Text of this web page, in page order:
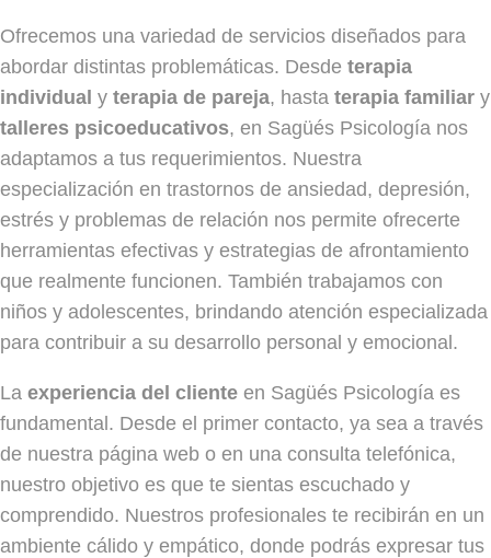
Ofrecemos una variedad de servicios diseñados para
abordar distintas problemáticas. Desde terapia
individual y terapia de pareja, hasta terapia familiar y
talleres psicoeducativos, en Sagüés Psicología nos
adaptamos a tus requerimientos. Nuestra
especialización en trastornos de ansiedad, depresión,
estrés y problemas de relación nos permite ofrecerte
herramientas efectivas y estrategias de afrontamiento
que realmente funcionen. También trabajamos con
niños y adolescentes, brindando atención especializada
para contribuir a su desarrollo personal y emocional.
La experiencia del cliente en Sagüés Psicología es
fundamental. Desde el primer contacto, ya sea a través
de nuestra página web o en una consulta telefónica,
nuestro objetivo es que te sientas escuchado y
comprendido. Nuestros profesionales te recibirán en un
ambiente cálido y empático, donde podrás expresar tus